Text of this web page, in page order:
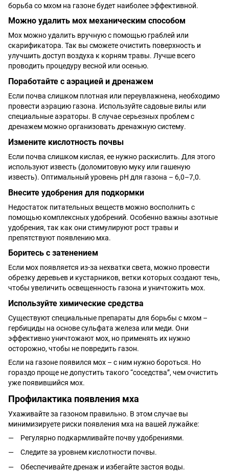
борьба со мхом на газоне будет наиболее эффективной.
Можно удалить мох механическим способом
Мох можно удалить вручную с помощью граблей или
скарификатора. Так вы сможете очистить поверхность и
улучшить доступ воздуха к корням травы. Лучше всего
проводить процедуру весной или осенью.
Поработайте с аэрацией и дренажем
Если почва слишком плотная или переувлажнена, необходимо
провести аэрацию газона. Используйте садовые вилы или
специальные аэраторы. В случае серьезных проблем с
дренажем можно организовать дренажную систему.
Измените кислотность почвы
Если почва слишком кислая, ее нужно раскислить. Для этого
используют известь (доломитовую муку или гашеную
известь). Оптимальный уровень pH для газона – 6,0–7,0.
Внесите удобрения для подкормки
Недостаток питательных веществ можно восполнить с
помощью комплексных удобрений. Особенно важны азотные
удобрения, так как они стимулируют рост травы и
препятствуют появлению мха.
Боритесь с затенением
Если мох появляется из-за нехватки света, можно провести
обрезку деревьев и кустарников, ветки которых создают тень,
чтобы увеличить освещенность газона и уничтожить мох.
Используйте химические средства
Существуют специальные препараты для борьбы с мхом –
гербициды на основе сульфата железа или меди. Они
эффективно уничтожают мох, но применять их нужно
осторожно, чтобы не повредить газон.
Если на газоне появился мох – с ним нужно бороться. Но
гораздо проще не допустить такого “соседства”, чем очистить
уже появившийся мох.
Профилактика появления мха
Ухаживайте за газоном правильно. В этом случае вы
минимизируете риски появления мха на вашей лужайке:
Регулярно подкармливайте почву удобрениями.
Следите за уровнем кислотности почвы.
Обеспечивайте дренаж и избегайте застоя воды.